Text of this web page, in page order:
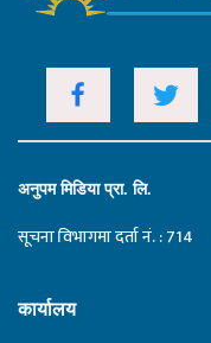
अनुपम मिडिया प्रा. लि.
सूचना विभागमा दर्ता नं. : 714
कार्यालय